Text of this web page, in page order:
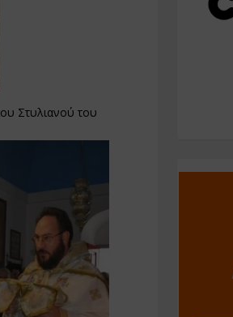
Στυλιανού του